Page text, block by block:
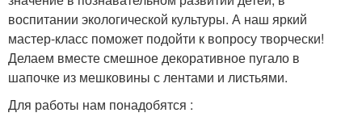
воспитании экологической культуры. А наш яркий
мастер-класс поможет подойти к вопросу творчески!
Делаем вместе смешное декоративное пугало в
шапочке из мешковины с лентами и листьями.
Для работы нам понадобятся :